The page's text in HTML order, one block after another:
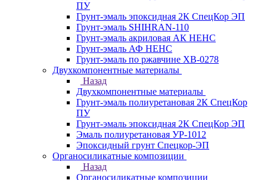
ПУ
Грунт-эмаль эпоксидная 2К СпецКор ЭП
Грунт-эмаль SHIHRAN-110
Грунт-эмаль акриловая АК НЕНС
Грунт-эмаль АФ НЕНС
Грунт-эмаль по ржавчине ХВ-0278
Двухкомпонентные материалы
Назад
Двухкомпонентные материалы
Грунт-эмаль полиуретановая 2К СпецКор
ПУ
Грунт-эмаль эпоксидная 2К СпецКор ЭП
Эмаль полиуретановая УР-1012
Эпоксидный грунт Спецкор-ЭП
Органосиликатные композиции
Назад
Органосиликатные композиции